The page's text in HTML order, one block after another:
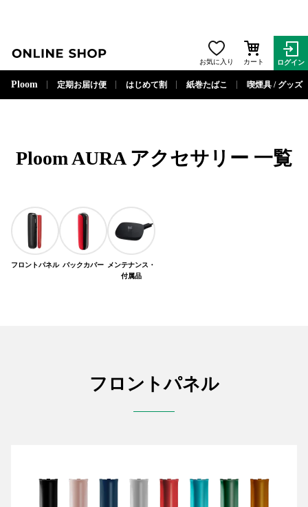
お気に入り カート ログイン
Ploom 定期お届け便 はじめて割 紙巻たばこ 喫煙具 / グッズ
Ploom AURA アクセサリー 一覧
フロントパネル バックカバー
メンテナンス・
付属品
フロントパネル
閉じる